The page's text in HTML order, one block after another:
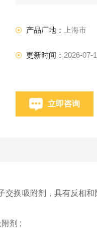
产品厂地： 上海市
更新时间： 2026-07-
立即咨询
换吸附剂，具有反相
剂 ;